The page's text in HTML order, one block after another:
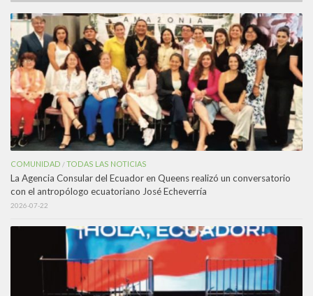
COMUNIDAD /TODAS LAS NOTICIAS
La Agencia Consular del Ecuador en Queens realizó un conversatorio
con el antropólogo ecuatoriano José Echeverría
2026-07-22